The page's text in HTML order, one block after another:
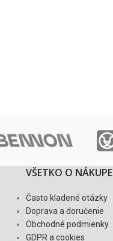
VŠETKO O NÁKUPE
Často kladené otázky
Doprava a doručenie
Obchodné podmienky
GDPR a cookies